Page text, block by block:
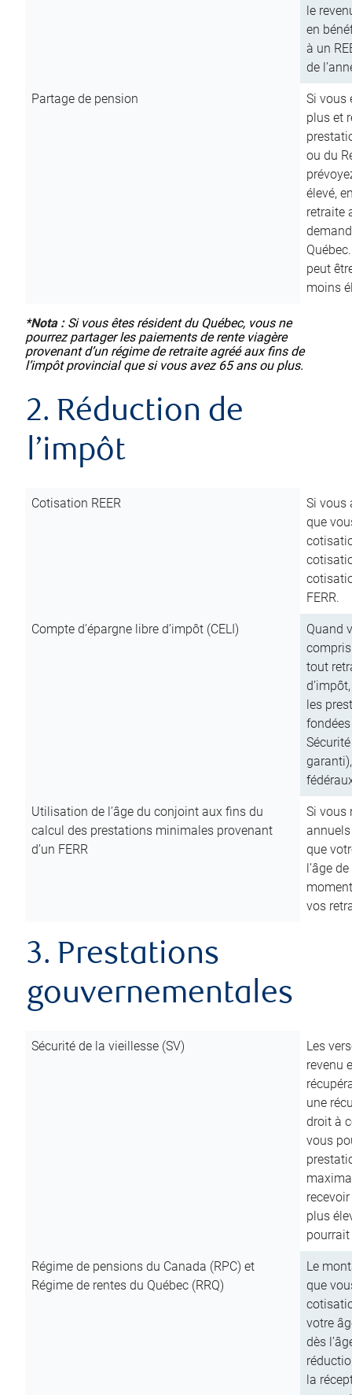
le
en
à un
de
Partage de pension
Si vous
plus et
ou du
élevé,
retraite
peut
moins
*Nota :Si vous êtes résident du Québec, vous ne
pourrez partager les paiements de rente viagère
provenant d’un régime de retraite agréé aux fins de
l’impôt provincial que si vous avez 65 ans ou plus.
2. Réduction de
l’impôt
Cotisation REER
Si vous
que
FERR.
Compte d’épargne libre d’impôt (CELI)
Quand
tout
les
Utilisation de l’âge du conjoint aux fins du
calcul des prestations minimales provenant
d’un FERR
Si vous
que
l’âge
vos
3. Prestations
gouvernementales
Sécurité de la vieillesse (SV)
Les
revenu
une
droit à
vous
plus
Régime de pensions du Canada (RPC) et
Régime de rentes du Québec (RRQ)
Le
que
votre
dès
la